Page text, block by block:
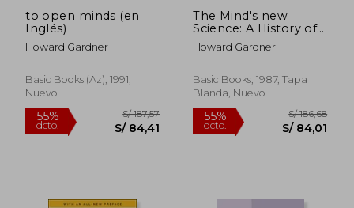
to open minds (en
Inglés)
Howard Gardner
Basic Books (az), 1991,
Nuevo
The Mind's new
Science: A History of
the Cognitive
Revolution (en
Howard Gardner
Basic Books, 1987, Tapa
Blanda, Nuevo